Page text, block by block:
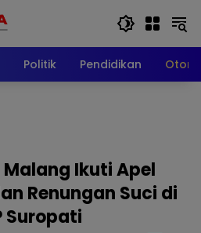
Politik Pendidikan
Malang Ikuti Apel
Renungan Suci di
Suropati